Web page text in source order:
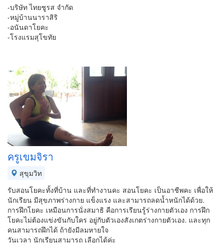
-บริษัท ไทยชูรส จำกัด
-หมู่บ้านนาราสิริ
-อนันดาโยคะ
-โรงแรมสุโขทัย
ครูเขมจิรา
สุขุมวิท
รับสอนโยคะทั้งที่บ้าน และที่ทำงานคะ สอนโยคะ เป็นอาชีพคะ เพื่อให้
นักเรียน มีสุขภาพร่างกาย แข็งแรง และสามารถลดน้ำหนักได้ด้วย.
การฝึกโยคะ เหมือนการนั่งสมาธิ คือการเรียนรู้ร่างกายตัวเอง การฝึก
โยคะไม่ต้องแข่งขันกับใคร อยู่กับตัวเองสังเกตร่างกายตัวเอง. และทุก
คนสามารถฝึกได้ ถ้ายังมีลมหายใจ
วันเวลา นักเรียนสามารถ เลือกได้ค่ะ